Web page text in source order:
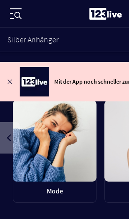
Silber Anhänger
Mit der App noch schneller
Mode